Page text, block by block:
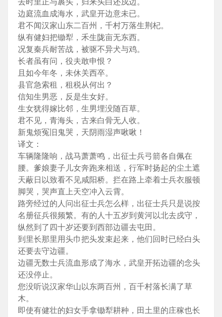
去时里正与裹头，归来头白还戍边。
边庭流血成海水，武皇开边意未已。
君不闻汉家山东二百州，千村万落生荆杞。
纵有健妇把锄犁，禾生陇亩无东西。
况复秦兵耐苦战，被驱不异犬与鸡。
长者虽有问，役夫敢申恨？
且如今年冬，未休关西卒。
县官急索租，租税从何出？
信知生男恶，反是生女好。
生女犹得嫁比邻，生男埋没随百草。
君不见，青海头，古来白骨无人收。
新鬼烦冤旧鬼哭，天阴雨湿声啾啾！
译文：
车辆隆隆响，战马萧萧鸣，出征士兵弓箭各自佩在
腰。爹娘妻子儿女奔跑来相送，行军时扬起的尘土遮
天蔽日以致看不见咸阳桥。拦在路上牵着士兵衣服顿
脚哭，哭声直上天空冲入云霄。
路旁经过的人问出征士兵怎么样，出征士兵只是说按
名册征兵很频繁。有的人十五岁到黄河以北去戍守，
纵然到了四十岁还要到西部边疆去屯田。
到里长那里用头巾把头发束起来，他们回时已经白头
还要去守边疆。
边疆无数士兵流血形成了海水，武皇开拓边疆的念头
还没停止。
您没听说汉家华山以东两百州，百千村落长满了草
木。
即使有健壮的妇女手拿锄犁耕种，田土里的庄稼也长